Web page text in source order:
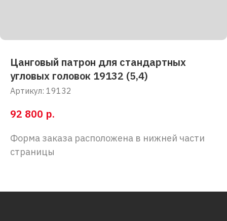
Цанговый патрон для стандартных
угловых головок 19132 (5,4)
Артикул: 19132
92 800 р.
Форма заказа расположена в нижней части
страницы